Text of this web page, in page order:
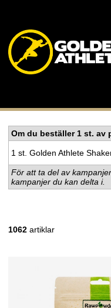
Om du beställer 1 st. av
1 st. Golden Athlete
För att ta del av
kampanjer du kan delta i.
1062 artiklar